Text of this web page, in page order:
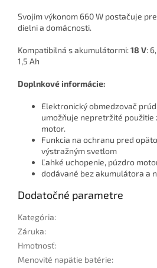
Svojim výkonom 660 W postačuje
dielni a domácnosti.
Kompatibilná s akumulátormi:18 V:
1,5 Ah
Doplnkové informácie:
Elektronický obmedzovač
umožňuje nepretržité použitie
motor.
Funkcia na ochranu pred
výstražným svetlom
Ľahké uchopenie, púzdro
dodávané bez akumulátora a
Dodatočné parametre
Kategória:
Záruka:
Hmotnosť:
Menovité napätie batérie: